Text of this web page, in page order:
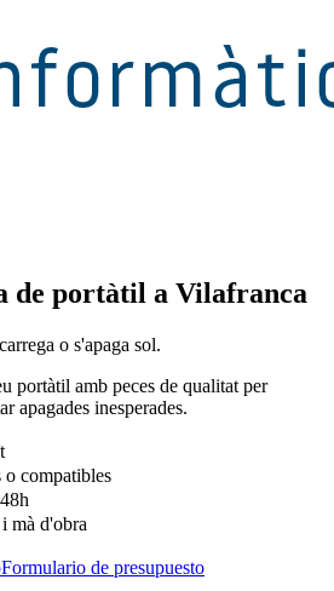
de portàtil a Vilafranca
o s'apaga sol.
portàtil amb peces de qualitat per
apagades inesperades.
o compatibles
mà d'obra
Formulario de presupuesto